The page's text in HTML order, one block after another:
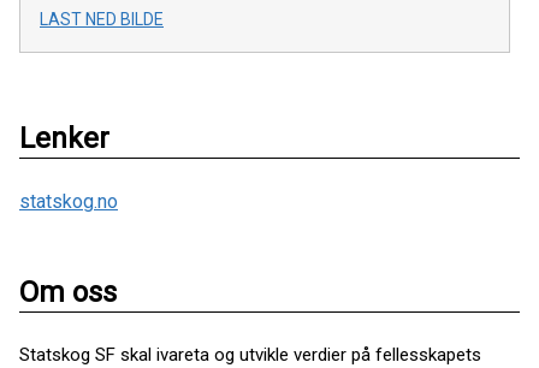
LAST NED BILDE
Lenker
statskog.no
Om oss
Statskog SF skal ivareta og utvikle verdier på fellesskapets